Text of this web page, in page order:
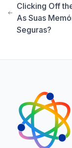
Clicking Off
As Suas
Seguras?